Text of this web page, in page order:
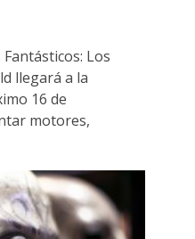
Los
llegará a la
16 de
motores,